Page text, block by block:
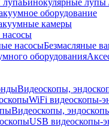
оборудование
камеры
Безмасляные
Видеоскопы,
WiFi видеоскопы-
Видеоскопы,
USB видеоскопы-